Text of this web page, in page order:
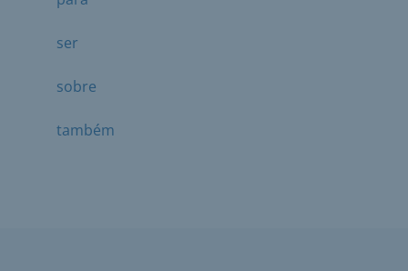
ser
sobre
também